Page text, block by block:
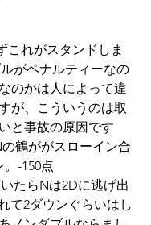
これがスタンドしま
がペナルティーなの
のかは人によって違
が、こういうのは取
と事故の原因です
鶴ががスローイン合
-150点
たらNは2Dに逃げ出
て2ダウンぐらいはし